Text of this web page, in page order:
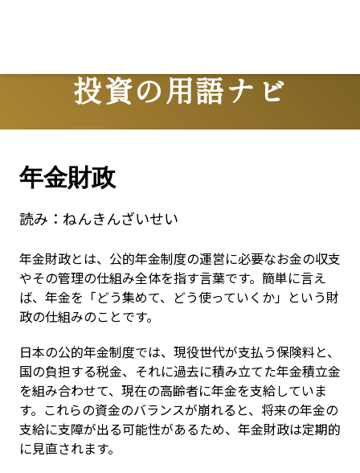
投資の用語ナビ
Terms
年金財政
読み： ねんきんざいせい
年金財政とは、公的年金制度の運営に必要なお金の収支
やその管理の仕組み全体を指す言葉です。簡単に言え
ば、年金を「どう集めて、どう使っていくか」という財
政の仕組みのことです。
日本の公的年金制度では、現役世代が支払う保険料と、
国の負担する税金、それに過去に積み立てた年金積立金
を組み合わせて、現在の高齢者に年金を支給していま
す。これらの資金のバランスが崩れると、将来の年金の
支給に支障が出る可能性があるため、年金財政は定期的
に見直されます。